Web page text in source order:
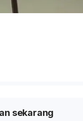
sekarang